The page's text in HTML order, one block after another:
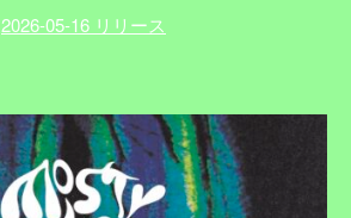
2026-05-16 リリース